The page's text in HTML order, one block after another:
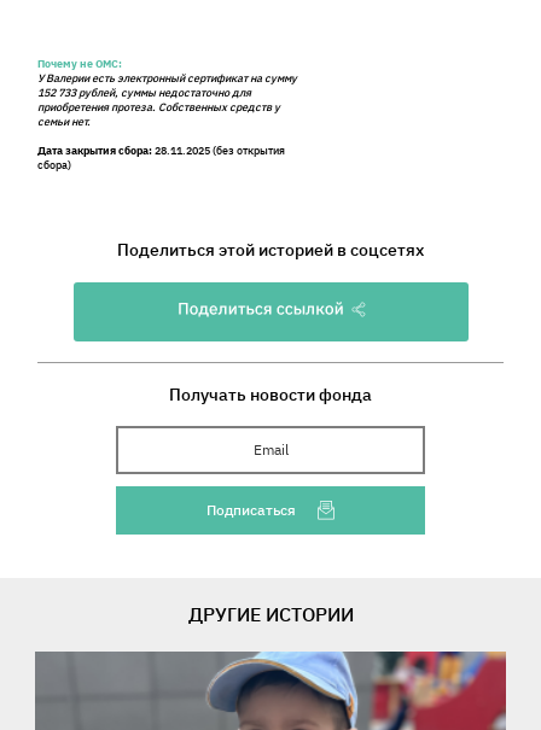
Почему не ОМС:
У Валерии есть электронный сертификат на сумму
152 733 рублей, суммы недостаточно для
приобретения протеза. Собственных средств у
семьи нет.
Дата закрытия сбора:28.11.2025 (без открытия
сбора)
Поделиться этой историей в соцсетях
Получать новости фонда
Ваш Email
Подписаться
ДРУГИЕ ИСТОРИИ